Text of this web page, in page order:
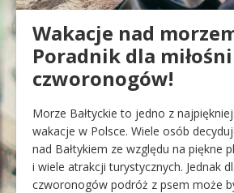
Wakacje nad
Poradnik dla
czworonogów!
Morze Bałtyckie to jedno z
wakacje w Polsce. Wiele osób
nad Bałtykiem ze względu na piękne
i wiele atrakcji turystycznych. Jednak
czworonogów podróż z psem może